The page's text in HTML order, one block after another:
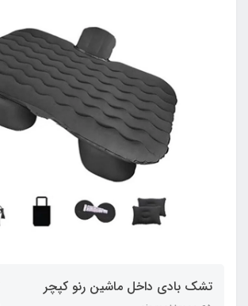
تشک بادی داخل ماشین رنو کپچر